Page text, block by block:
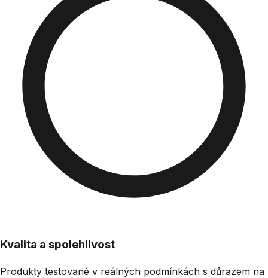
Kvalita a spolehlivost
Produkty testované v reálných podmínkách s důrazem na